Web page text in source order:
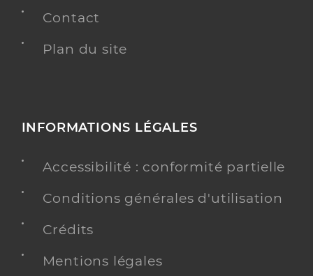
Contact
Plan du site
INFORMATIONS LÉGALES
Accessibilité : conformité partielle
Conditions générales d'utilisation
Crédits
Mentions légales